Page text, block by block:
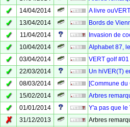
✓ 14/04/2014
A livre
✓ 13/04/2014
Bords de
✓ 11/04/2014
Invasion de
✓ 10/04/2014
Alphabet 87,
✓ 03/04/2014
VERT golf
✓ 22/03/2014
Un hiVER(T)
✓ 08/03/2014
[Commune
✓ 15/02/2014
Arbres
✓ 01/01/2014
Y'a pas que le
✗ 31/12/2013
Arbres